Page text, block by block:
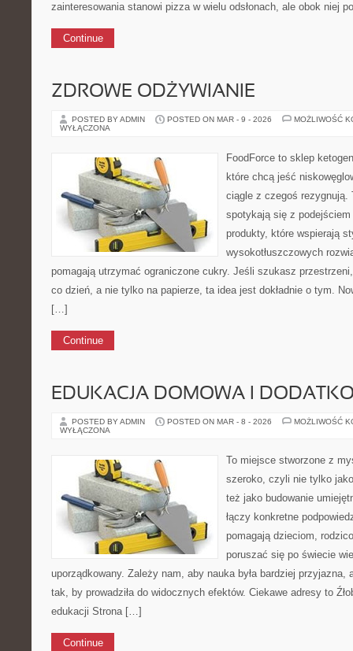
zainteresowania stanowi pizza w wielu odsłonach, ale obok niej
Continue
ZDROWE ODŻYWIANIE
POSTED BY ADMIN POSTED ON MAR - 9 - 2026
MOŻLIWOŚĆ
WYŁĄCZONA
FoodForce to sklep
które chcą jeść
ciągle z czegoś
spotykają się z
produkty, które wspierają
wysokotłuszczowych
pomagają utrzymać ograniczone cukry. Jeśli szukasz
co dzień, a nie tylko na papierze, ta idea jest dokładnie o tym.
[…]
Continue
EDUKACJA DOMOWA I
POSTED BY ADMIN POSTED ON MAR - 8 - 2026
MOŻLIWOŚĆ
WYŁĄCZONA
To miejsce stworzone z
szeroko, czyli nie tylko
też jako budowanie
łączy konkretne
pomagają dzieciom,
poruszać się po świecie
uporządkowany. Zależy nam, aby nauka była bardziej przyjazna,
tak, by prowadziła do widocznych efektów. Ciekawe adresy to
edukacji Strona […]
Continue